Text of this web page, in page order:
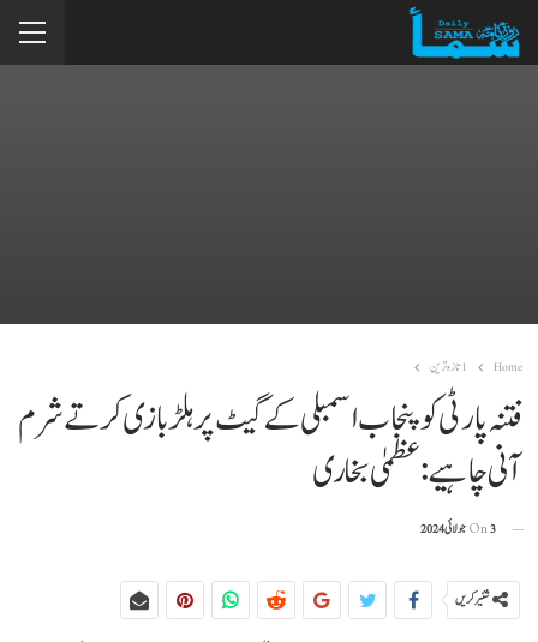
Home 1تازہ ترین
فتنہ پارٹی کو پنجاب اسمبلی کے گیٹ پر ہلڑ بازی کرتے شرم
آنی چاہیے: عظمیٰ بخاری
On3 جولائی 2024
شئیر کریں